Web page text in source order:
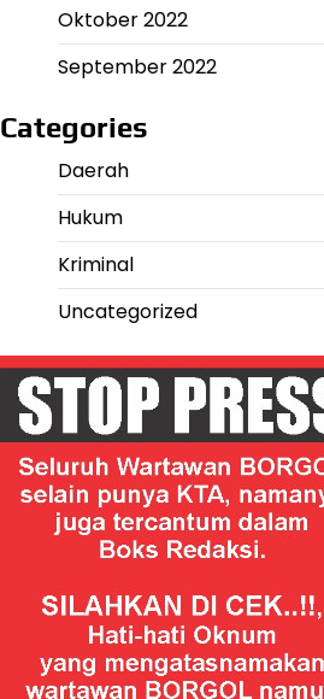
Oktober 2022
September 2022
Categories
Daerah
Hukum
Kriminal
Uncategorized